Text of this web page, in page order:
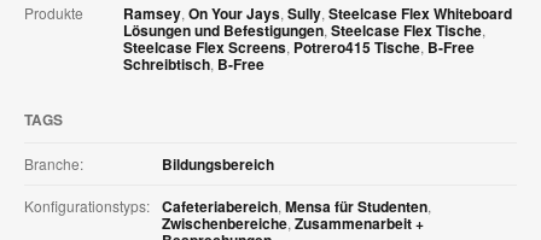
Produkte Ramsey, On Your Jays, Sully, Steelcase Flex Whiteboard
Lösungen und Befestigungen, Steelcase Flex Tische,
Steelcase Flex Screens, Potrero415 Tische, B-Free
Schreibtisch, B-Free
TAGS
Branche: Bildungsbereich
Konfigurationstyps: Cafeteriabereich, Mensa für Studenten,
Zwischenbereiche, Zusammenarbeit +